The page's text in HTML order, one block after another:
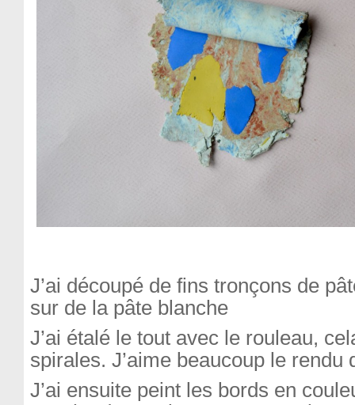
J’ai découpé de fins tronçons de
sur de la pâte blanche
J’ai étalé le tout avec le rouleau,
spirales. J’aime beaucoup le rendu
J’ai ensuite peint les bords en